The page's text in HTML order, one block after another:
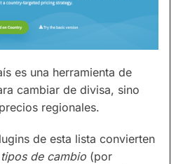
es una herramienta de
cambiar de divisa, sino
regionales.
de esta lista convierten
tipos de cambio (por